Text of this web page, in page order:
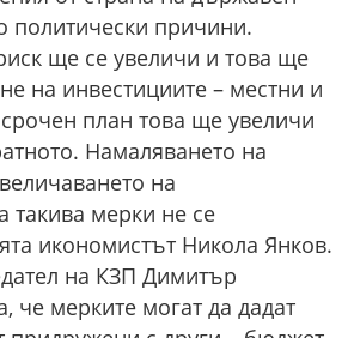
политически причини.
ще се увеличи и това ще
на инвестициите – местни и
план това ще увеличи
Намаляването на
на
такива мерки не се
икономистът Никола Янков.
на КЗП Димитър
че мерките могат да дадат